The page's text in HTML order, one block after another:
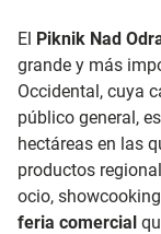
El Piknik Nad
grande y más
Occidental, cuya
público general,
hectáreas en las
productos
ocio,
feria comercial